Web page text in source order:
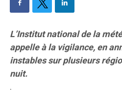
L’Institut national de la
appelle à la vigilance, en
instables sur plusieurs
nuit.
.